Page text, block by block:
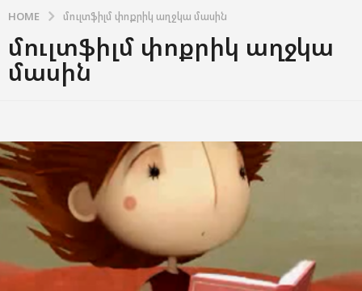
HOME մուլտֆիլմ փոքրիկ աղջկա մասին
մուլտֆիլմ փոքրիկ աղջկա
մասին